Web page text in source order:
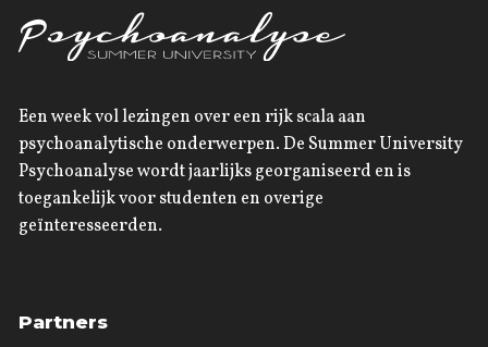
Een week vol lezingen over een rijk scala aan
psychoanalytische onderwerpen. De Summer University
Psychoanalyse wordt jaarlijks georganiseerd en is
toegankelijk voor studenten en overige
geïnteresseerden.
Partners